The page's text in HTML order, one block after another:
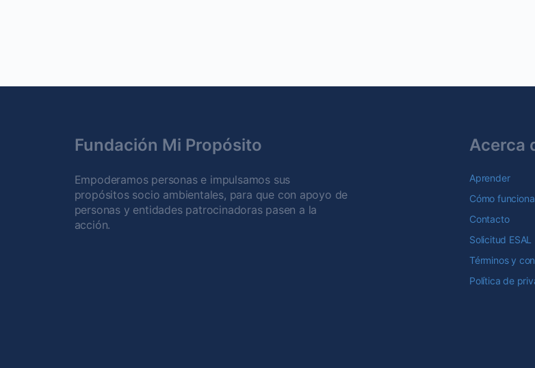
Fundación Mi Propósito
Empoderamos personas e impulsamos sus
propósitos socio ambientales, para que con apoyo de
personas y entidades patrocinadoras pasen a la
acción.
Acerca
Aprender
Cómo funciona
Contacto
Solicitud ESAL
Términos y
Política de